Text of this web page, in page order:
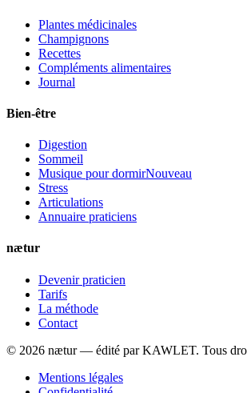
Plantes médicinales
Champignons
Recettes
Compléments alimentaires
Journal
Bien-être
Digestion
Sommeil
Musique pour dormirNouveau
Stress
Articulations
Annuaire praticiens
nætur
Devenir praticien
Tarifs
La méthode
Contact
© 2026 nætur — édité par KAWLET. Tous
Mentions légales